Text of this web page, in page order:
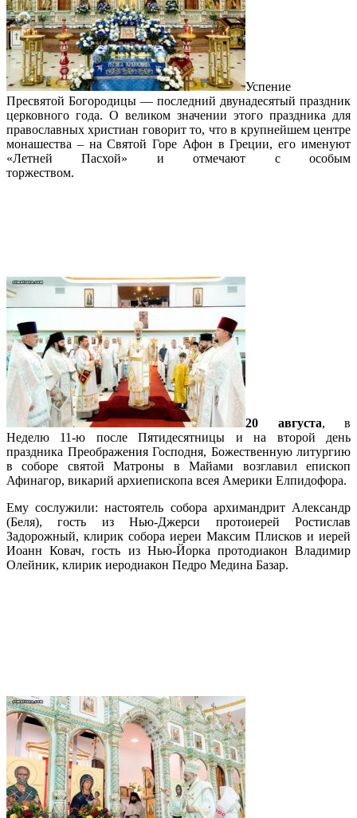
Успение
Пресвятой Богородицы — последний двунадесятый праздник
церковного года. О великом значении этого праздника для
православных христиан говорит то, что в крупнейшем центре
монашества – на Святой Горе Афон в Греции, его именуют
«Летней Пасхой» и отмечают с особым
торжеством.
20 августа, в
Неделю 11-ю после Пятидесятницы и на второй день
праздника Преображения Господня, Божественную литургию
в соборе святой Матроны в Майами возглавил епископ
Афинагор, викарий архиепископа всея Америки Елпидофора.
Ему сослужили: настоятель собора архимандрит Александр
(Беля), гость из Нью-Джерси протоиерей Ростислав
Задорожный, клирик собора иереи Максим Плисков и иерей
Иоанн Ковач, гость из Нью-Йорка протодиакон Владимир
Олейник, клирик иеродиакон Педро Медина Базар.